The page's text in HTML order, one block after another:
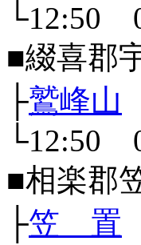
└12:50
■綴喜郡
├鷲峰山
└12:50
■相楽郡
├笠 置